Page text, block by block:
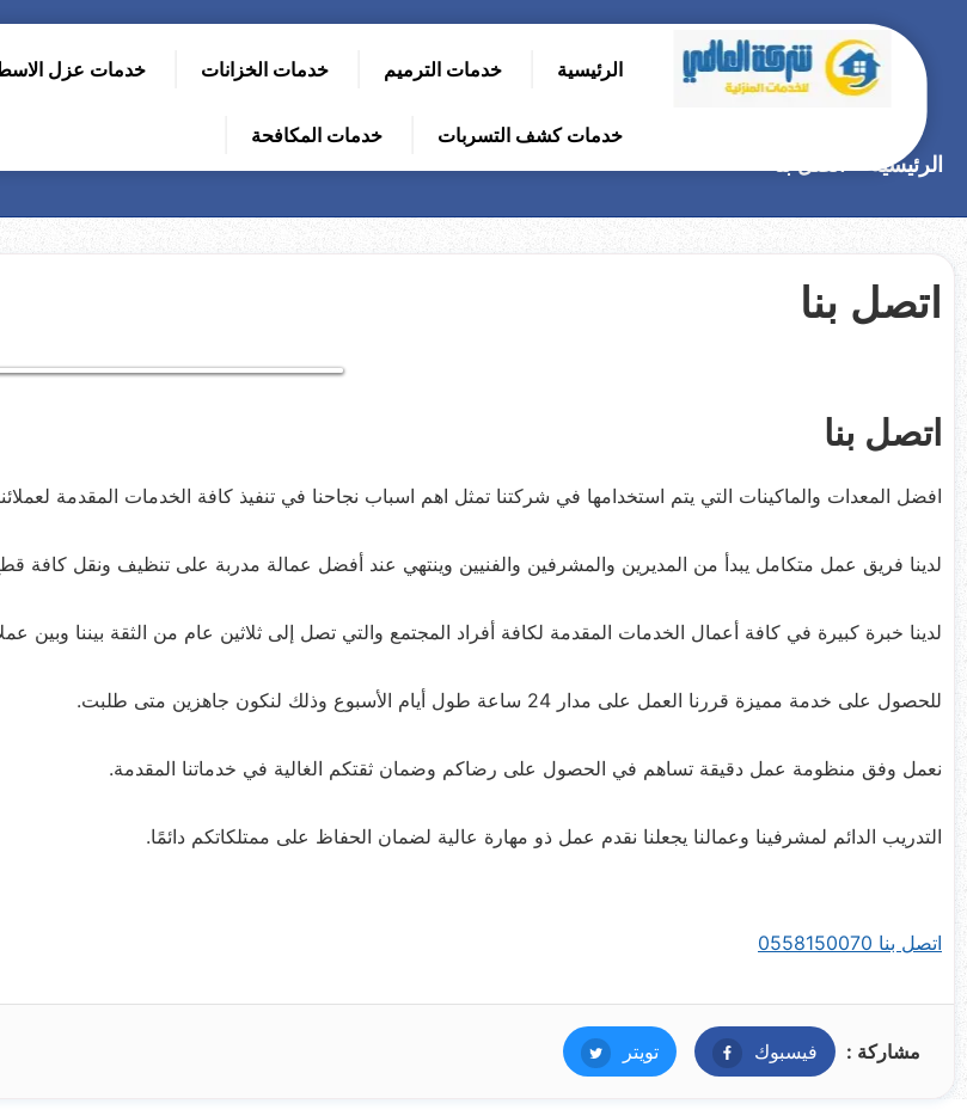
الرئيسية خدمات الترميم خدمات الخزانات خدمات عزل
خدمات كشف التسربات
خدمات المكافحة
الرئيسية
اتصل بنا
اتصل بنا
اتصل بنا
افضل المعدات والماكينات التي يتم استخدامها في شركتنا تمثل اهم اسباب نجاحنا في تنفيذ كافة الخدمات المقدمة
لدينا فريق عمل متكامل يبدأ من المديرين والمشرفين والفنيين وينتهي عند أفضل عمالة مدربة على تنظيف ونقل كافة
لدينا خبرة كبيرة في كافة أعمال الخدمات المقدمة لكافة أفراد المجتمع والتي تصل إلى ثلاثين عام من الثقة بيننا وبين
للحصول على خدمة مميزة قررنا العمل على مدار 24 ساعة طول أيام الأسبوع وذلك لنكون جاهزين متى طلبت.
نعمل وفق منظومة عمل دقيقة تساهم في الحصول على رضاكم وضمان ثقتكم الغالية في خدماتنا المقدمة.
التدريب الدائم لمشرفينا وعمالنا يجعلنا نقدم عمل ذو مهارة عالية لضمان الحفاظ على ممتلكاتكم دائمًا.
اتصل بنا 0558150070
مشاركة : فيسبوك فيسبوكتويتر تويتر